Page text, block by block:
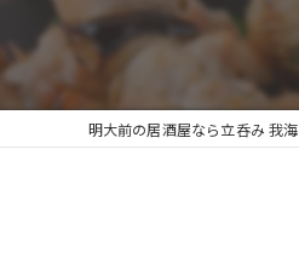
明大前の居酒屋なら立呑み 我海